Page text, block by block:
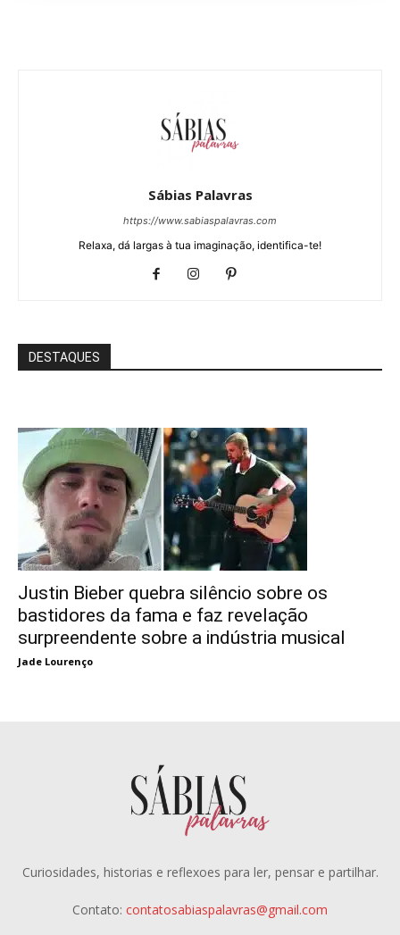
Sábias Palavras
https://www.sabiaspalavras.com
Relaxa, dá largas à tua imaginação, identifica-te!
DESTAQUES
Justin Bieber quebra silêncio sobre os
bastidores da fama e faz revelação
surpreendente sobre a indústria musical
Jade Lourenço
Curiosidades, historias e reflexoes para ler, pensar e partilhar.
Contato: contatosabiaspalavras@gmail.com